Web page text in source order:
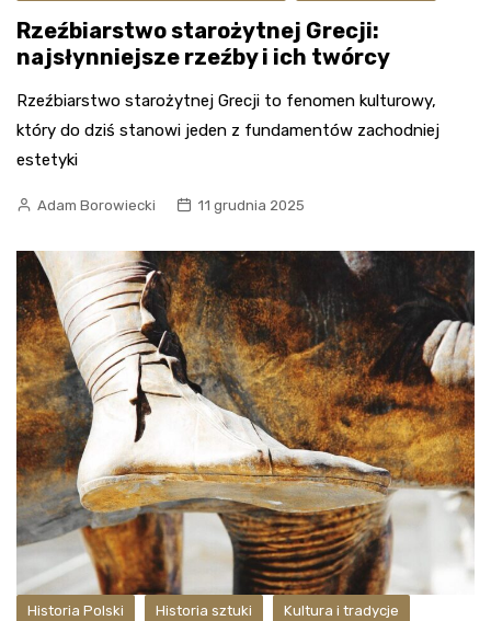
Rzeźbiarstwo starożytnej Grecji:
najsłynniejsze rzeźby i ich twórcy
Rzeźbiarstwo starożytnej Grecji to fenomen kulturowy,
który do dziś stanowi jeden z fundamentów zachodniej
estetyki
Adam Borowiecki 11 grudnia 2025
Historia Polski Historia sztuki Kultura i tradycje